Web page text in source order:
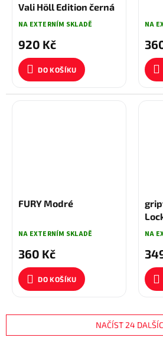
Vali Höll Edition černá
NA EXTERNÍM SKLADĚ
920 Kč
DO KOŠÍKU
NA
FURY Modré
NA EXTERNÍM SKLADĚ
360 Kč
DO KOŠÍKU
NA
NAČÍST 24